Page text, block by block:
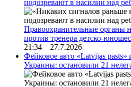
подозревают в насилии над
Правоохранительные органы
против тренера детско-
21:34 27.7.2026
Фейковое авто «Latvijas pasts»
Украины: остановили 21